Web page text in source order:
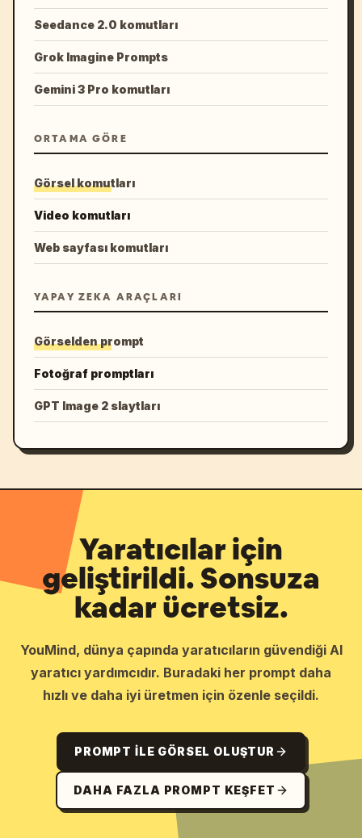
Seedance 2.0 komutları
Grok Imagine Prompts
Gemini 3 Pro komutları
ORTAMA GÖRE
Görsel komutları
Video komutları
Web sayfası komutları
YAPAY ZEKA ARAÇLARI
Görselden prompt
Fotoğraf promptları
GPT Image 2 slaytları
Yaratıcılar için
geliştirildi. Sonsuza
kadar ücretsiz.
YouMind, dünya çapında yaratıcıların güvendiği AI
yaratıcı yardımcıdır. Buradaki her prompt daha
hızlı ve daha iyi üretmen için özenle seçildi.
PROMPT ILE GÖRSEL OLUŞTUR
DAHA FAZLA PROMPT KEŞFET